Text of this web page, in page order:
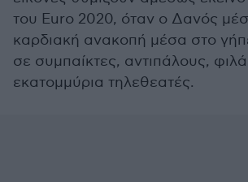
του Euro 2020, όταν ο Δανός
καρδιακή ανακοπή μέσα στο
σε συμπαίκτες, αντιπάλους,
εκατομμύρια τηλεθεατές.